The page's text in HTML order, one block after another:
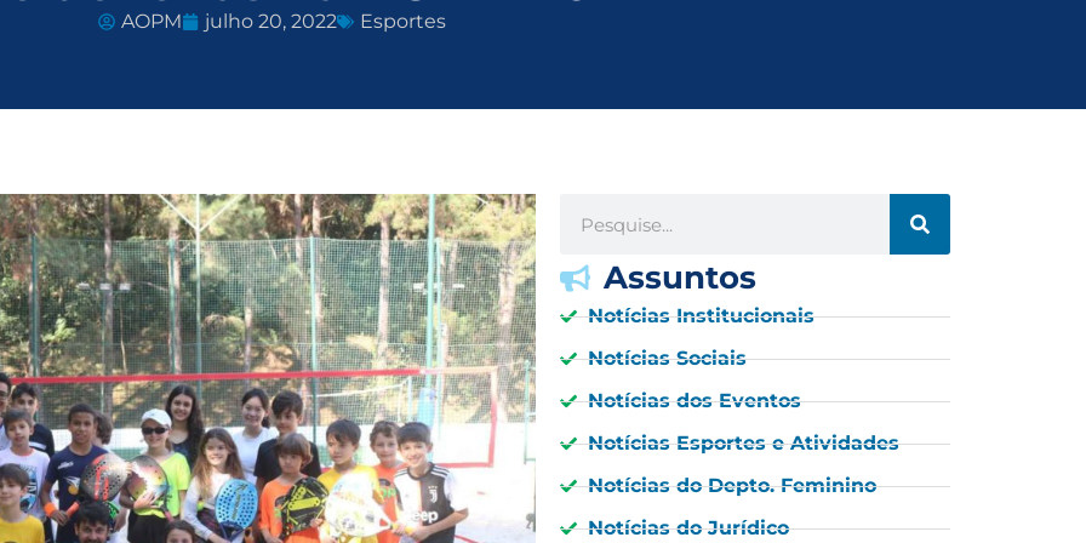
AOPM julho 20, 2022 Esportes
Assuntos
Notícias Institucionais
Notícias Sociais
Notícias dos Eventos
Notícias Esportes e Atividades
Notícias do Depto. Feminino
Notícias do Jurídico